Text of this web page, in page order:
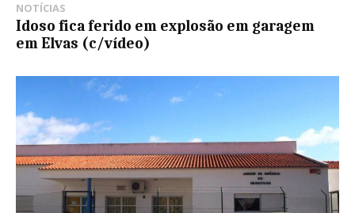
NOTÍCIAS
Idoso fica ferido em explosão em garagem
em Elvas (c/vídeo)